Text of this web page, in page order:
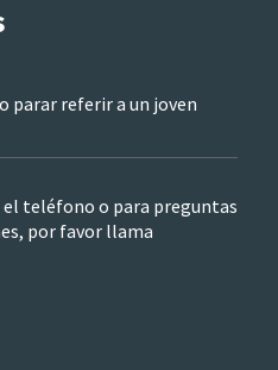
parar referir a un joven
el teléfono o para preguntas
por favor llama